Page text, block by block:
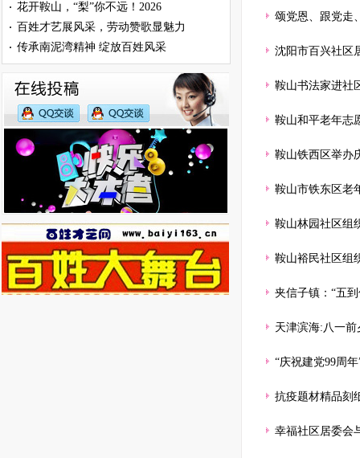
· 花开鞍山，“梨”你不远！2026
· 百姓才艺展风采，劳动赞歌显魅力
· 传承南泥湾精神 绽放百姓风采
颂党恩、跟党走
沈阳市百兴社区
鞍山书法家进社
鞍山和平老年志
鞍山铁西区举办
鞍山市铁东区老
鞍山林园社区组
鞍山裕民社区组
夹信子镇：“五
天津滨海:八一
“庆祝建党99周
抗疫题材精品刻
幸福社区居委会